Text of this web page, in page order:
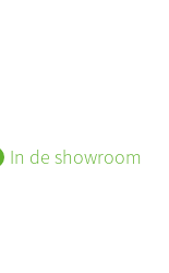
In de showroom